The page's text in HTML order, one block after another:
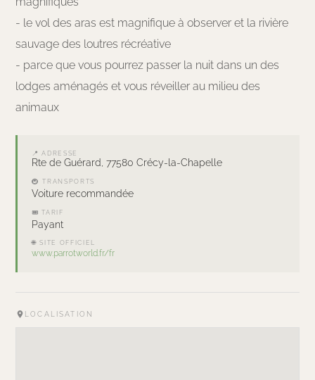
- le vol des aras est magnifique à observer et la rivière
sauvage des loutres récréative
- parce que vous pourrez passer la nuit dans un des
lodges aménagés et vous réveiller au milieu des
animaux
📍 ADRESSE
Rte de Guérard, 77580 Crécy-la-Chapelle
🚇 TRANSPORTS
Voiture recommandée
🎟 TARIF
Payant
🌐 SITE OFFICIEL
www.parrotworld.fr/fr
LOCALISATION